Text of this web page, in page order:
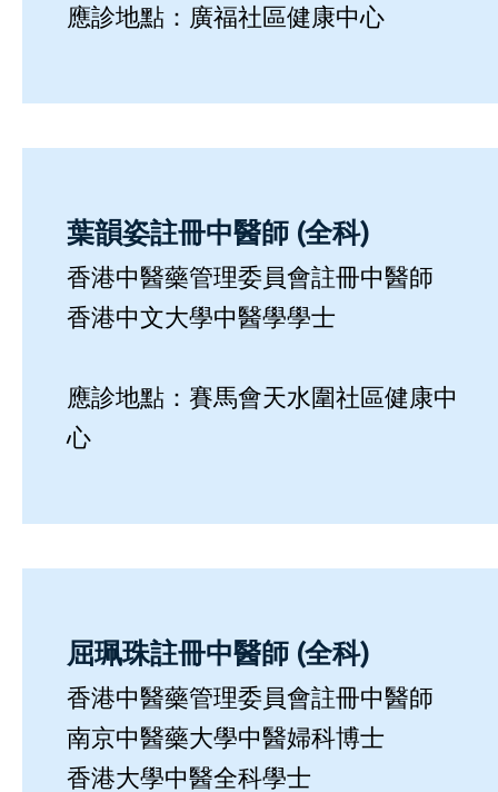
應診地點：廣福社區健康中心
葉韻姿註冊中醫師 (全科)
香港中醫藥管理委員會註冊中醫師
香港中文大學中醫學學士
應診地點：賽馬會天水圍社區健康中
心
屈珮珠註冊中醫師 (全科)
香港中醫藥管理委員會註冊中醫師
南京中醫藥大學中醫婦科博士
香港大學中醫全科學士